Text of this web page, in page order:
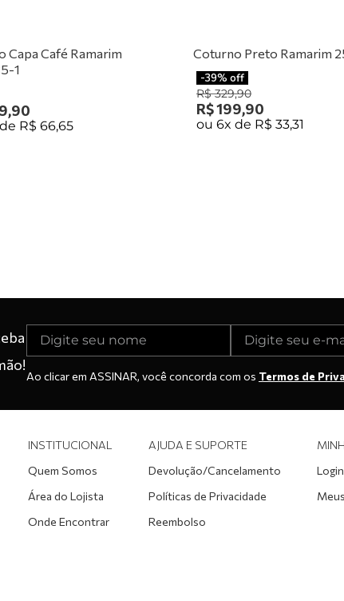
Capa Café Ramarim
1
,90
R$ 66,65
Coturno Preto Ramarim
-39% off
R$ 329,90
R$199,90
ou6x de R$ 33,31
Ao clicar em ASSINAR, você concorda com os Termos de
INSTITUCIONAL
Quem Somos
Área do Lojista
Onde Encontrar
AJUDA E SUPORTE
Devolução/Cancelamento
Políticas de Privacidade
Reembolso